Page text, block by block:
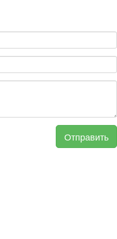
Отправить